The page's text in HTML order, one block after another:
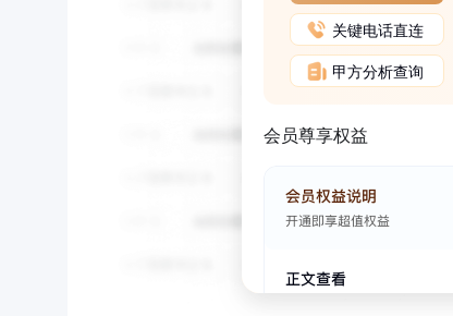
关键电话直连
甲方分析查询
会员尊享权益